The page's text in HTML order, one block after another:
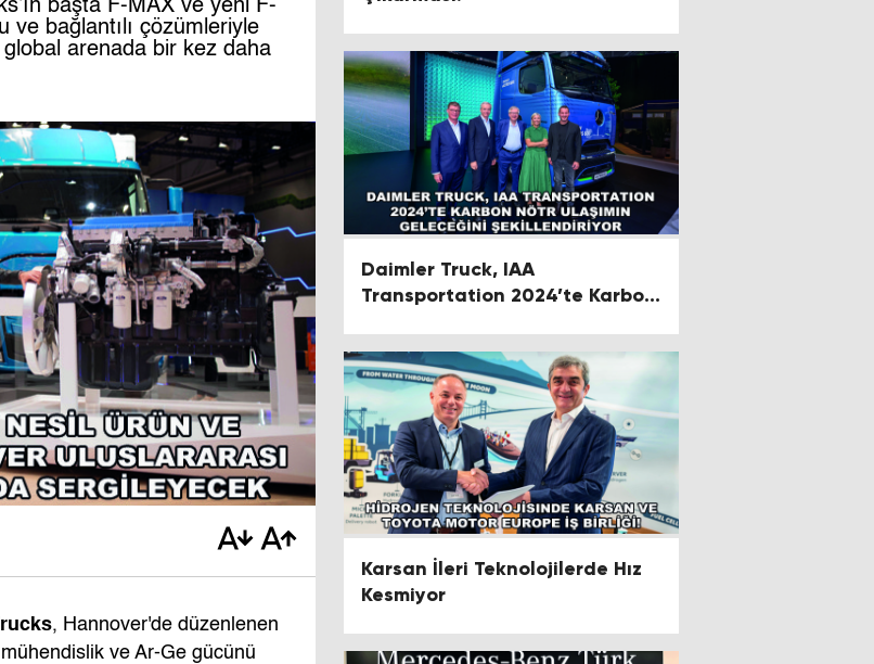
başta F-MAX ve yeni F-
ve bağlantılı çözümleriyle
arenada bir kez daha
, Hannover'de düzenlenen
ve Ar-Ge gücünü
Daimler Truck, IAA
Transportation 2024’te Karbon
Şekillendiriyor
Karsan İleri Teknolojilerde Hız
Kesmiyor